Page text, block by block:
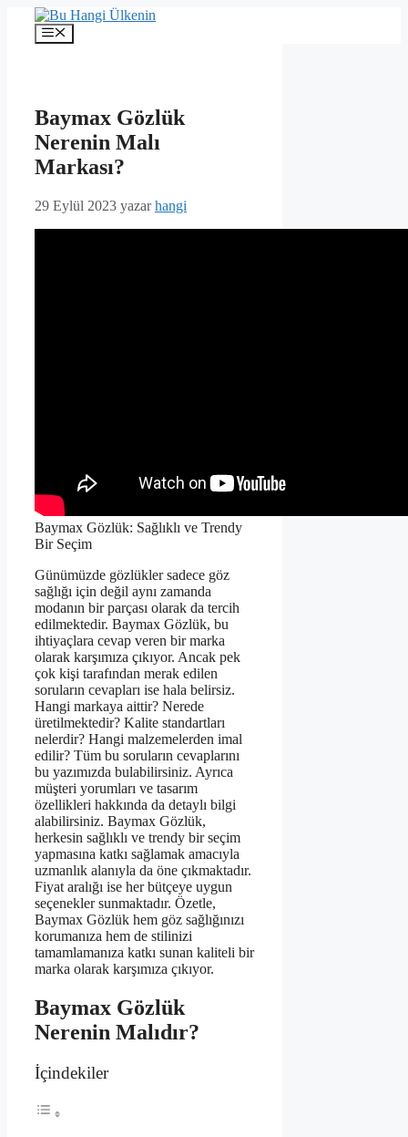
İçeriğe
Menü
Baymax Gözlük
Nerenin Malı
Markası?
29 Eylül 2023 yazarhangi
Baymax Gözlük: Sağlıklı ve Trendy
Bir Seçim
Günümüzde gözlükler sadece göz
sağlığı için değil aynı zamanda
modanın bir parçası olarak da tercih
edilmektedir. Baymax Gözlük, bu
ihtiyaçlara cevap veren bir marka
olarak karşımıza çıkıyor. Ancak pek
çok kişi tarafından merak edilen
soruların cevapları ise hala belirsiz.
Hangi markaya aittir? Nerede
üretilmektedir? Kalite standartları
nelerdir? Hangi malzemelerden imal
edilir? Tüm bu soruların cevaplarını
bu yazımızda bulabilirsiniz. Ayrıca
müşteri yorumları ve tasarım
özellikleri hakkında da detaylı bilgi
alabilirsiniz. Baymax Gözlük,
herkesin sağlıklı ve trendy bir seçim
yapmasına katkı sağlamak amacıyla
uzmanlık alanıyla da öne çıkmaktadır.
Fiyat aralığı ise her bütçeye uygun
seçenekler sunmaktadır. Özetle,
Baymax Gözlük hem göz sağlığınızı
korumanıza hem de stilinizi
tamamlamanıza katkı sunan kaliteli bir
marka olarak karşımıza çıkıyor.
Baymax Gözlük
Nerenin Malıdır?
İçindekiler